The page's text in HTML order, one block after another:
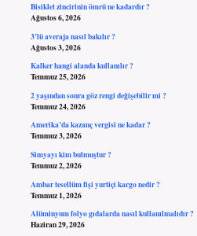
Bisiklet zincirinin ömrü ne kadardır ?
Ağustos 6, 2026
3’lü averaja nasıl bakılır ?
Ağustos 3, 2026
Kalker hangi alanda kullanılır ?
Temmuz 25, 2026
2 yaşından sonra göz rengi değişebilir mi ?
Temmuz 24, 2026
Amerika’da kazanç vergisi ne kadar ?
Temmuz 3, 2026
Simyayı kim bulmuştur ?
Temmuz 2, 2026
Ambar tesellüm fişi yurtiçi kargo nedir ?
Temmuz 1, 2026
Alüminyum folyo gıdalarda nasıl kullanılmalıdır ?
Haziran 29, 2026